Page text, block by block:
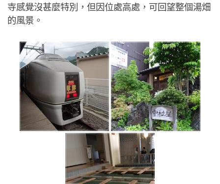
寺感覺沒甚麼特別，但因位處高處，可回望整個湯畑
的風景。